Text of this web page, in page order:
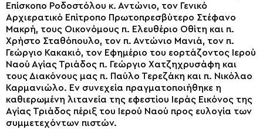
Επίσκοπο Ροδοστόλου κ. Αντώνιο, τον Γενικό
Αρχιερατικό Επίτροπο Πρωτοπρεσβύτερο Στέφανο
Μακρή, τους Οικονόμους π. Ελευθέριο Οθίτη και π.
Χρήστο Σταθόπουλο, τον π. Αντώνιο Μανιά, τον π.
Γεώργιο Κακακιό, τον Εφημέριο του εορτάζοντος Ιερού
Ναού Αγίας Τριάδος π. Γεώργιο Χατζηχρυσάφη και
τους Διακόνους μας π. Παύλο Τερεζάκη και π. Νικόλαο
Καρμανιώλο. Εν συνεχεία πραγματοποιήθηκε η
καθιερωμένη λιτανεία της εφεστίου Ιεράς Εικόνος της
Αγίας Τριάδος πέριξ του Ιερού Ναού προς ευλογία των
συμμετεχόντων πιστών.